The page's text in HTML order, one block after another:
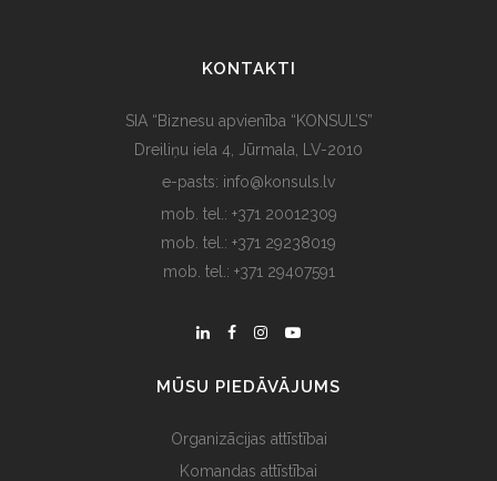
KONTAKTI
SIA “Biznesu apvienība “KONSUL’S”
Dreiliņu iela 4, Jūrmala, LV-2010
e-pasts: info@konsuls.lv
mob. tel.: +371 20012309
mob. tel.: +371 29238019
mob. tel.: +371 29407591
MŪSU PIEDĀVĀJUMS
Organizācijas attīstībai
Komandas attīstībai